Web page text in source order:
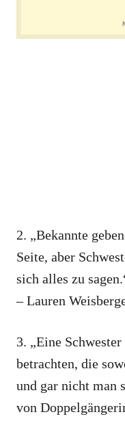
2. „Bekannte
Seite, aber
sich alles zu
– Lauren
3. „Eine
betrachten, die
und gar nicht man
von